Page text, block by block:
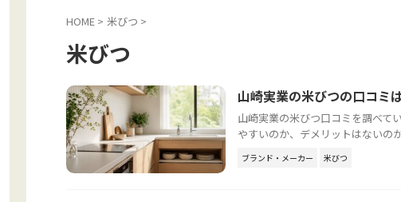
HOME > 米びつ >
米びつ
山崎実業の米びつの口コ
山崎実業の米びつ口コミを調べて
やすいのか、デメリットはないの
ブランド・メーカー 米びつ